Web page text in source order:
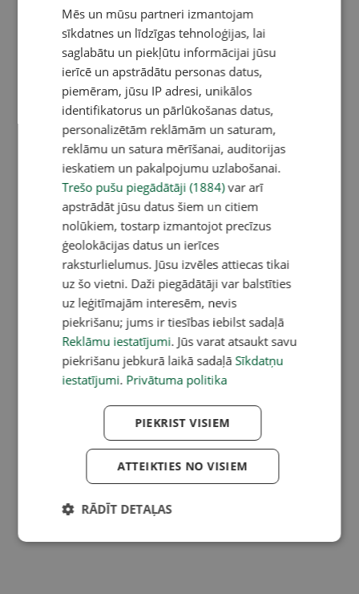
Mēs un mūsu partneri izmantojam
sīkdatnes un līdzīgas tehnoloģijas, lai
saglabātu un piekļūtu informācijai jūsu
ierīcē un apstrādātu personas datus,
piemēram, jūsu IP adresi, unikālos
identifikatorus un pārlūkošanas datus,
personalizētām reklāmām un saturam,
reklāmu un satura mērīšanai, auditorijas
ieskatiem un pakalpojumu uzlabošanai.
Trešo pušu piegādātāji (1884)var arī
apstrādāt jūsu datus šiem un citiem
nolūkiem, tostarp izmantojot precīzus
ģeolokācijas datus un ierīces
raksturlielumus. Jūsu izvēles attiecas tikai
uz šo vietni. Daži piegādātāji var balstīties
uz leģitīmajām interesēm, nevis
piekrišanu; jums ir tiesības iebilst sadaļā
Reklāmu iestatījumi. Jūs varat atsaukt savu
piekrišanu jebkurā laikā sadaļā Sīkdatņu
iestatījumi. Privātuma politika
PIEKRIST VISIEM
ATTEIKTIES NO VISIEM
RĀDĪT DETAĻAS